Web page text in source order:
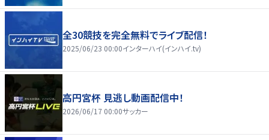
全30競技を完全無料でライブ配信！
2025/06/23 00:00インターハイ(インハイ.tv)
高円宮杯 見逃し動画配信中！
2026/06/17 00:00サッカー